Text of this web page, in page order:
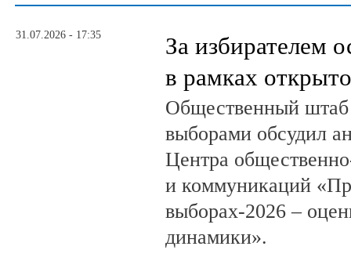
31.07.2026 - 17:35
За избирателем
в рамках
Общественный
выборами обсудил
Центра
и коммуникаций
выборах-2026 –
динамики».